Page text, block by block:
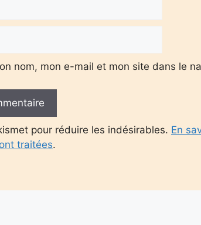
nom, mon e-mail et mon site dans le
pour réduire les indésirables. En
traitées.